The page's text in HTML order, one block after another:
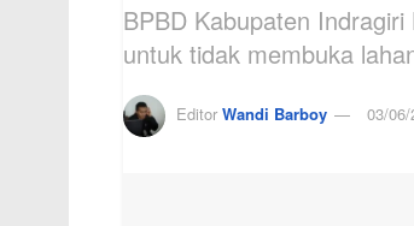
BPBD Kabupaten
untuk tidak membuka
Editor Wandi Barboy 03/